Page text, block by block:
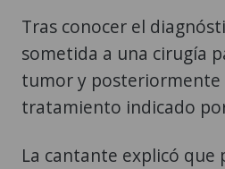
Tras conocer el
sometida a una cirugía
tumor y posteriormente
tratamiento indicado
La cantante explicó